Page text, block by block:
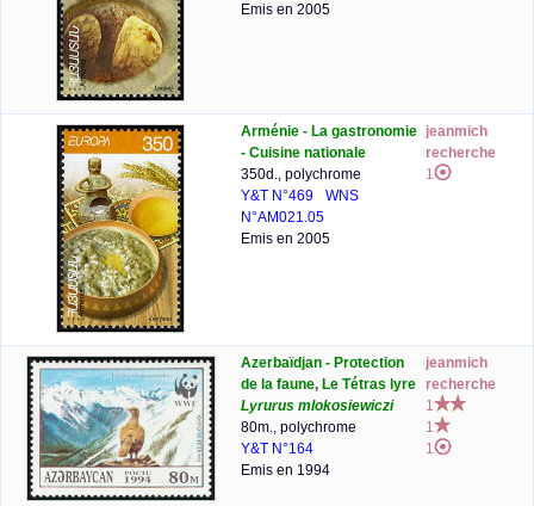
Emis en 2005
Arménie - La gastronomie
- Cuisine nationale
350d., polychrome
Y&T N°469
WNS
N°AM021.05
Emis en 2005
jeanmich
recherche
1
Azerbaïdjan - Protection
de la faune, Le Tétras lyre
Lyrurus mlokosiewiczi
80m., polychrome
Y&T N°164
Emis en 1994
jeanmich
recherche
1
1
1